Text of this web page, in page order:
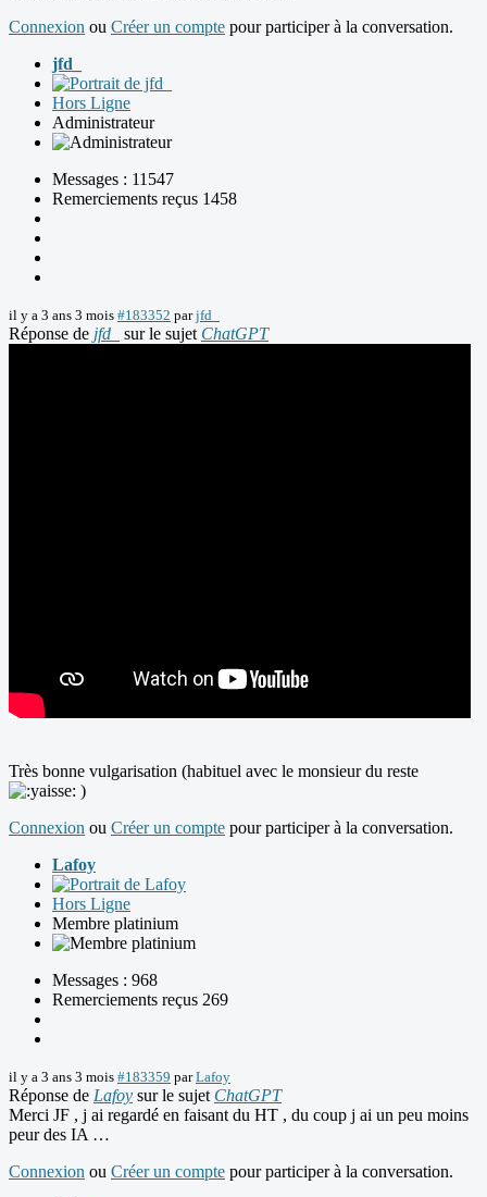
Connexion ou Créer un compte pour participer à la conversation.
jfd_
Hors Ligne
Administrateur
Messages : 11547
Remerciements reçus 1458
il y a 3 ans 3 mois #183352 parjfd_
Réponse de jfd_ sur le sujet ChatGPT
Très bonne vulgarisation (habituel avec le monsieur du reste
)
Connexion ou Créer un compte pour participer à la conversation.
Lafoy
Hors Ligne
Membre platinium
Messages : 968
Remerciements reçus 269
il y a 3 ans 3 mois #183359 parLafoy
Réponse de Lafoy sur le sujet ChatGPT
Merci JF , j ai regardé en faisant du HT , du coup j ai un peu moins
peur des IA …
Connexion ou Créer un compte pour participer à la conversation.